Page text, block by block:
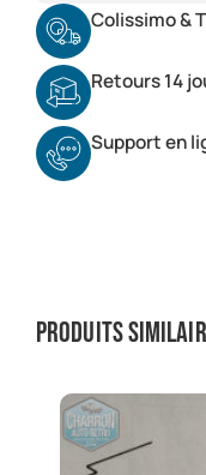
Colissimo &
Retours 14
Support en
Produits